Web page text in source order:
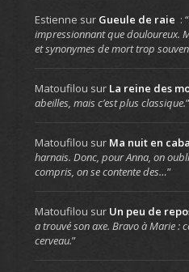
Estienne sur Gueule de raie : “
impressionnant que douloureux.
et synonymes de mort trop
Matoufilou sur La reine des
abeilles, mais c’est plus classique.”
Matoufilou sur Ma nuit en
harnais. Donc, pour Anna, on
compris, on se contente des…”
Matoufilou sur Un peu de
a trouvé son axe. Bravo à Marie :
cerveau.”